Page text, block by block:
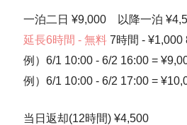
一泊二日 ¥9,000 以降一泊
延長6時間 - 無料7時間 - ¥1,000
例）6/1 10:00 - 6/2 16:00 =
例）6/1 10:00 - 6/2 17:00 =
当日返却(12時間) ¥4,500